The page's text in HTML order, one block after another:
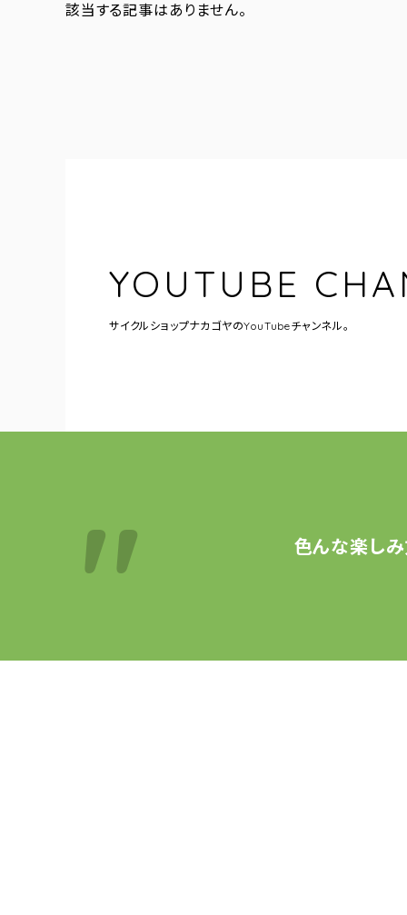
該当する記事はありません。
YOUTUBE
サイクルショップナカゴヤのYouTubeチャンネル。
色んな楽し